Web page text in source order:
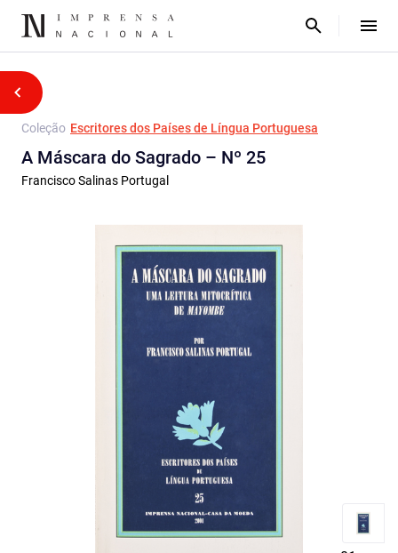
Coleção Escritores dos Países de Língua Portuguesa
A Máscara do Sagrado – Nº 25
Francisco Salinas Portugal